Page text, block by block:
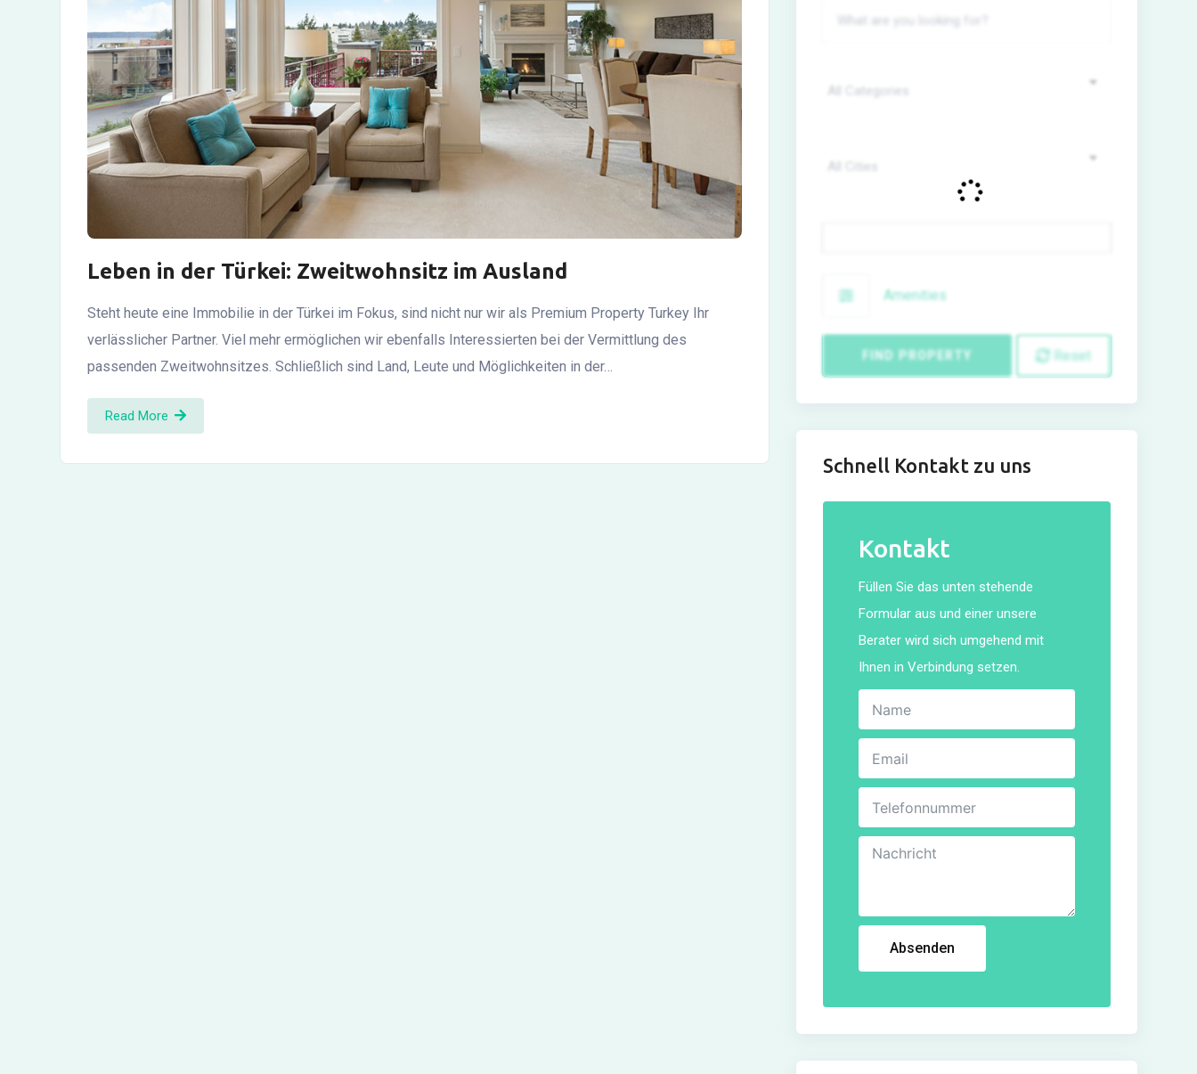
Leben in der Türkei: Zweitwohnsitz im Ausland
Steht heute eine Immobilie in der Türkei im Fokus, sind nicht nur wir als Premium Property Turkey Ihr
verlässlicher Partner. Viel mehr ermöglichen wir ebenfalls Interessierten bei der Vermittlung des
passenden Zweitwohnsitzes. Schließlich sind Land, Leute und Möglichkeiten in der…
Read More
Amenities
FIND PROPERTY Reset
Schnell Kontakt zu uns
Kontakt
Füllen Sie das unten stehende
Formular aus und einer unsere
Berater wird sich umgehend mit
Ihnen in Verbindung setzen.
Absenden